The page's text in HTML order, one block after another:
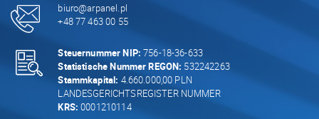
biuro@arpanel.pl
+48 77 463 00 55
Steuernummer NIP: 756-18-36-633
Statistische Nummer REGON: 532242263
Stammkapital: 4.660.000,00 PLN
LANDESGERICHTSREGISTER NUMMER
KRS: 0001210114